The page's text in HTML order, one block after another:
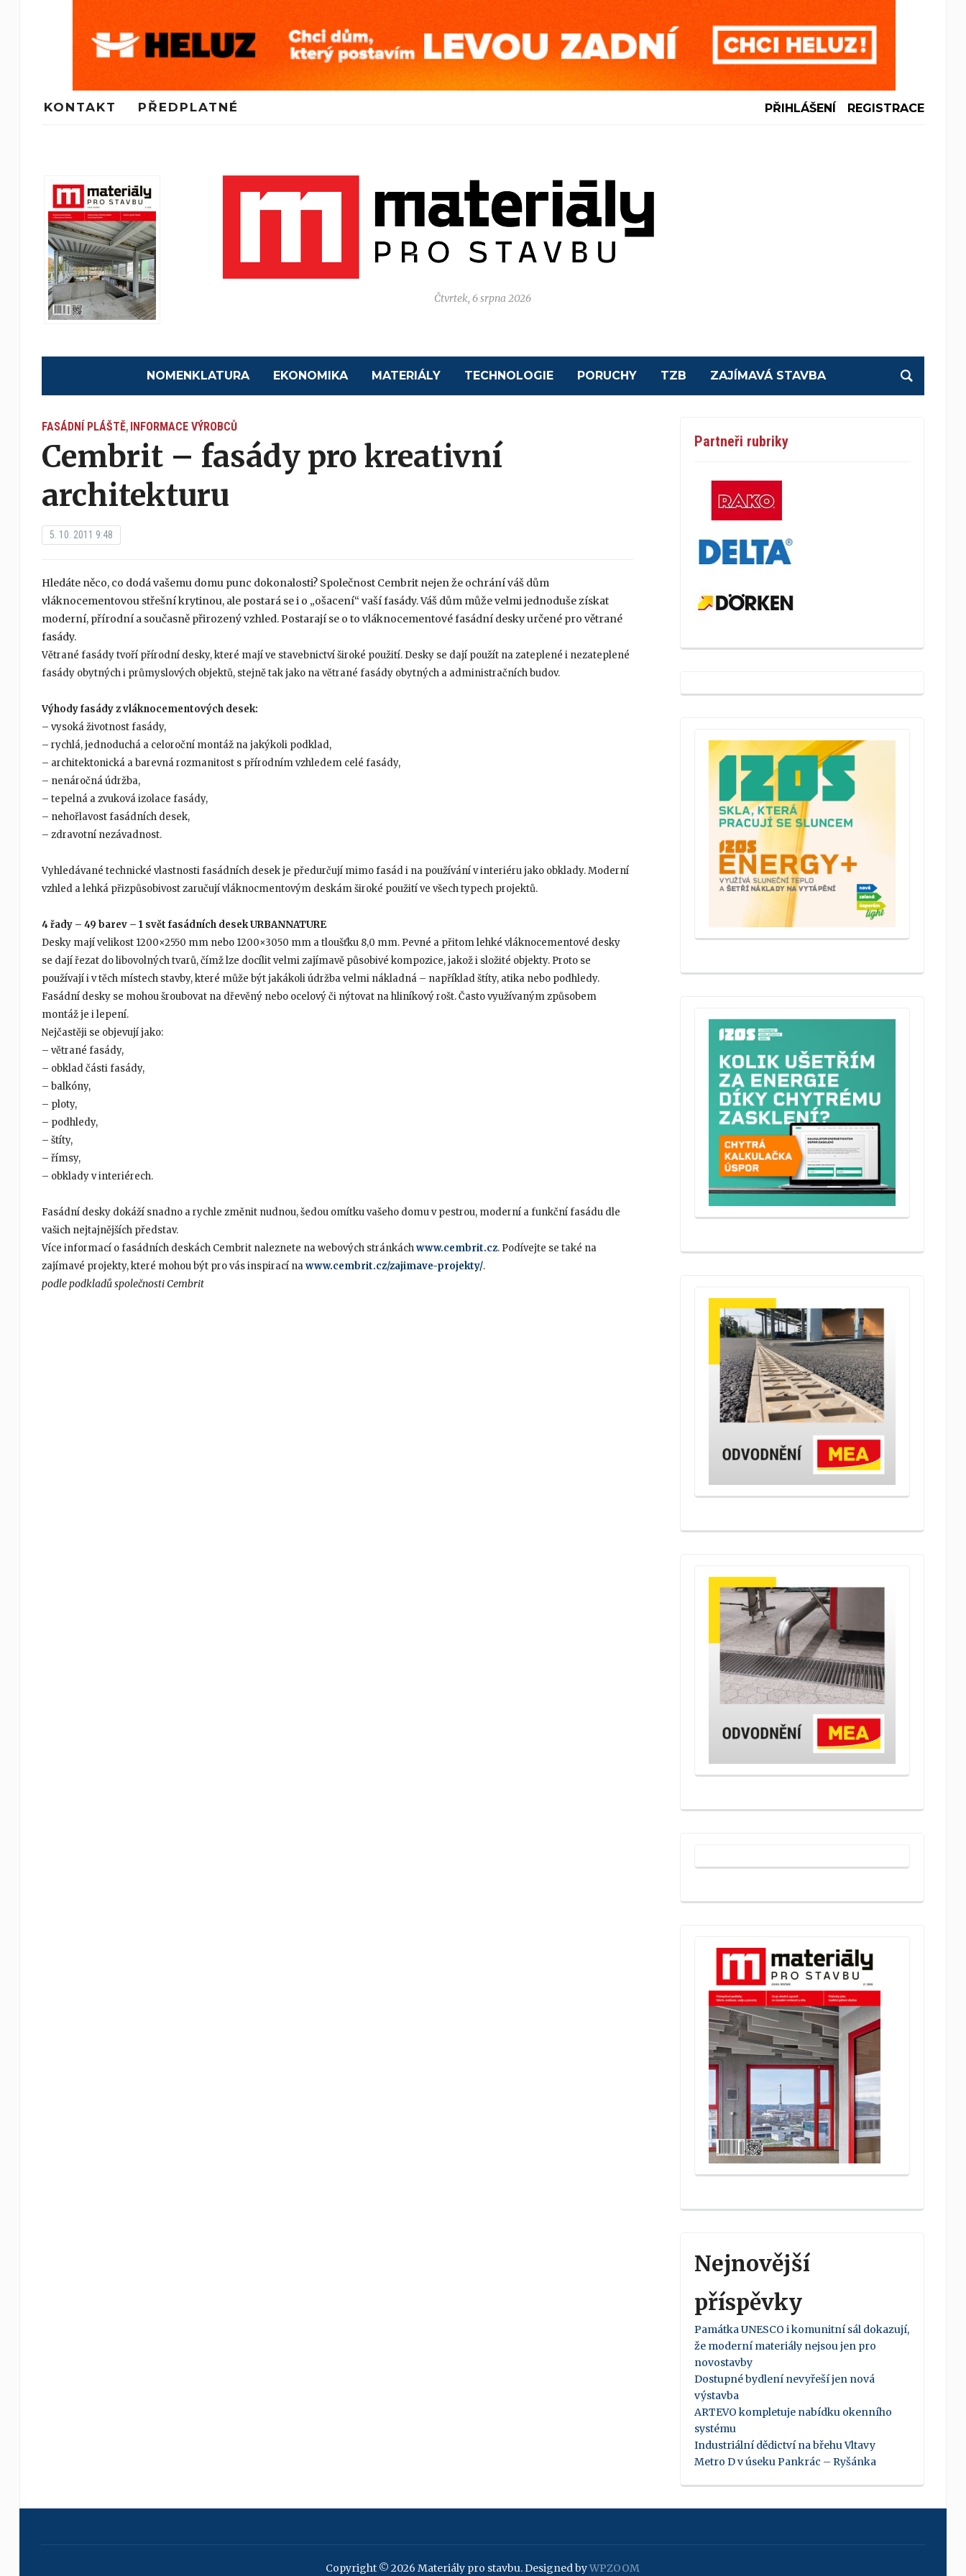
KONTAKT PŘEDPLATNÉ PŘIHLÁŠENÍ REGISTRACE
Čtvrtek, 6 srpna 2026
NOMENKLATURA EKONOMIKA MATERIÁLY TECHNOLOGIE PORUCHY TZB ZAJÍMAVÁ STAVBA
FASÁDNÍ PLÁŠTĚ, INFORMACE VÝROBCŮ
Cembrit – fasády pro kreativní
architekturu
5. 10. 2011 9:48
Hledáte něco, co dodá vašemu domu punc dokonalosti? Společnost Cembrit nejen že ochrání váš dům
vláknocementovou střešní krytinou, ale postará se i o „ošacení“ vaší fasády. Váš dům může velmi jednoduše získat
moderní, přírodní a současně přirozený vzhled. Postarají se o to vláknocementové fasádní desky určené pro větrané
fasády.
Větrané fasády tvoří přírodní desky, které mají ve stavebnictví široké použití. Desky se dají použít na zateplené i nezateplené
fasády obytných i průmyslových objektů, stejně tak jako na větrané fasády obytných a administračních budov.
Výhody fasády z vláknocementových desek:
– vysoká životnost fasády,
– rychlá, jednoduchá a celoroční montáž na jakýkoli podklad,
– architektonická a barevná rozmanitost s přírodním vzhledem celé fasády,
– nenáročná údržba,
– tepelná a zvuková izolace fasády,
– nehořlavost fasádních desek,
– zdravotní nezávadnost.
Vyhledávané technické vlastnosti fasádních desek je předurčují mimo fasád i na používání v interiéru jako obklady. Moderní
vzhled a lehká přizpůsobivost zaručují vláknocmentovým deskám široké použití ve všech typech projektů.
4 řady – 49 barev – 1 svět fasádních desek URBANNATURE
Desky mají velikost 1200×2550 mm nebo 1200×3050 mm a tloušťku 8,0 mm. Pevné a přitom lehké vláknocementové desky
se dají řezat do libovolných tvarů, čímž lze docílit velmi zajímavě působivé kompozice, jakož i složité objekty. Proto se
používají i v těch místech stavby, které může být jakákoli údržba velmi nákladná – například štíty, atika nebo podhledy.
Fasádní desky se mohou šroubovat na dřevěný nebo ocelový či nýtovat na hliníkový rošt. Často využívaným způsobem
montáž je i lepení.
Nejčastěji se objevují jako:
– větrané fasády,
– obklad části fasády,
– balkóny,
– ploty,
– podhledy,
– štíty,
– římsy,
– obklady v interiérech.
Fasádní desky dokáží snadno a rychle změnit nudnou, šedou omítku vašeho domu v pestrou, moderní a funkční fasádu dle
vašich nejtajnějších představ.
Více informací o fasádních deskách Cembrit naleznete na webových stránkáchwww.cembrit.cz. Podívejte se také na
zajímavé projekty, které mohou být pro vás inspirací nawww.cembrit.cz/zajimave-projekty/.
podle podkladů společnosti Cembrit
Partneři rubriky
Nejnovější
příspěvky
Památka UNESCO i komunitní sál dokazují,
že moderní materiály nejsou jen pro
novostavby
Dostupné bydlení nevyřeší jen nová
výstavba
ARTEVO kompletuje nabídku okenního
systému
Industriální dědictví na břehu Vltavy
Metro D v úseku Pankrác – Ryšánka
Copyright © 2026 Materiály pro stavbu.Designed byWPZOOM